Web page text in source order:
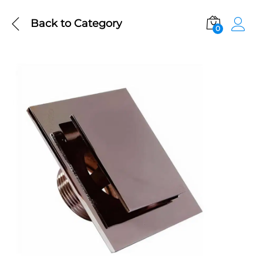
Back toCategory 0